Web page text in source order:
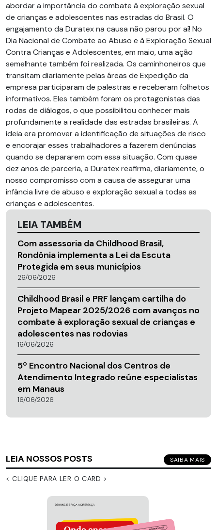
abordar a importância do combate à exploração sexual
de crianças e adolescentes nas estradas do Brasil. O
engajamento da Duratex na causa não parou por aí! No
Dia Nacional de Combate ao Abuso e à Exploração Sexual
Contra Crianças e Adolescentes, em maio, uma ação
semelhante também foi realizada. Os caminhoneiros que
transitam diariamente pelas áreas de Expedição da
empresa participaram de palestras e receberam folhetos
informativos. Eles também foram os protagonistas das
rodas de diálogos, o que possibilitou conhecer mais
profundamente a realidade das estradas brasileiras. A
ideia era promover a identificação de situações de risco
e encorajar esses trabalhadores a fazerem denúncias
quando se depararem com essa situação. Com quase
dez anos de parceria, a Duratex reafirma, diariamente, o
nosso compromisso com a causa de assegurar uma
infância livre de abuso e exploração sexual a todas as
crianças e adolescentes.
LEIA TAMBÉM
Com assessoria da Childhood Brasil,
Rondônia implementa a Lei da Escuta
Protegida em seus municípios
26/06/2026
Childhood Brasil e PRF lançam cartilha do
Projeto Mapear 2025/2026 com avanços no
combate à exploração sexual de crianças e
adolescentes nas rodovias
16/06/2026
5º Encontro Nacional dos Centros de
Atendimento Integrado reúne especialistas
em Manaus
16/06/2026
LEIA NOSSOS POSTS SAIBA MAIS
< CLIQUE PARA LER O CARD >